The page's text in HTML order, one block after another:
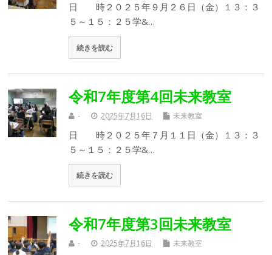
日 時２０２５年９月２６日（金）１３：３
５～１５：２５学&…
続きを読む
令和7年度第4回未来教室
- 2025年7月16日 未来教室
日 時２０２５年７月１１日（金）１３：３
５～１５：２５学&…
続きを読む
令和7年度第3回未来教室
- 2025年7月16日 未来教室